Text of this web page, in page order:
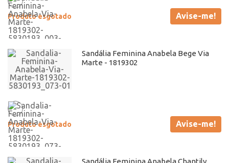
Produto esgotado Avise-me!
Sandália Feminina Anabela Bege Via
Marte - 1819302
Produto esgotado Avise-me!